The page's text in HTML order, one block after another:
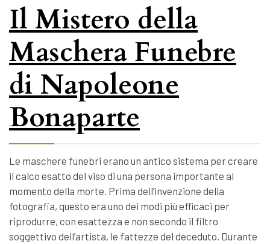
Il Mistero della
Maschera Funebre
di Napoleone
Bonaparte
Le maschere funebri erano un antico sistema per creare
il calco esatto del viso di una persona importante al
momento della morte. Prima dell’invenzione della
fotografia, questo era uno dei modi più efficaci per
riprodurre, con esattezza e non secondo il filtro
soggettivo dell’artista, le fattezze del deceduto. Durante